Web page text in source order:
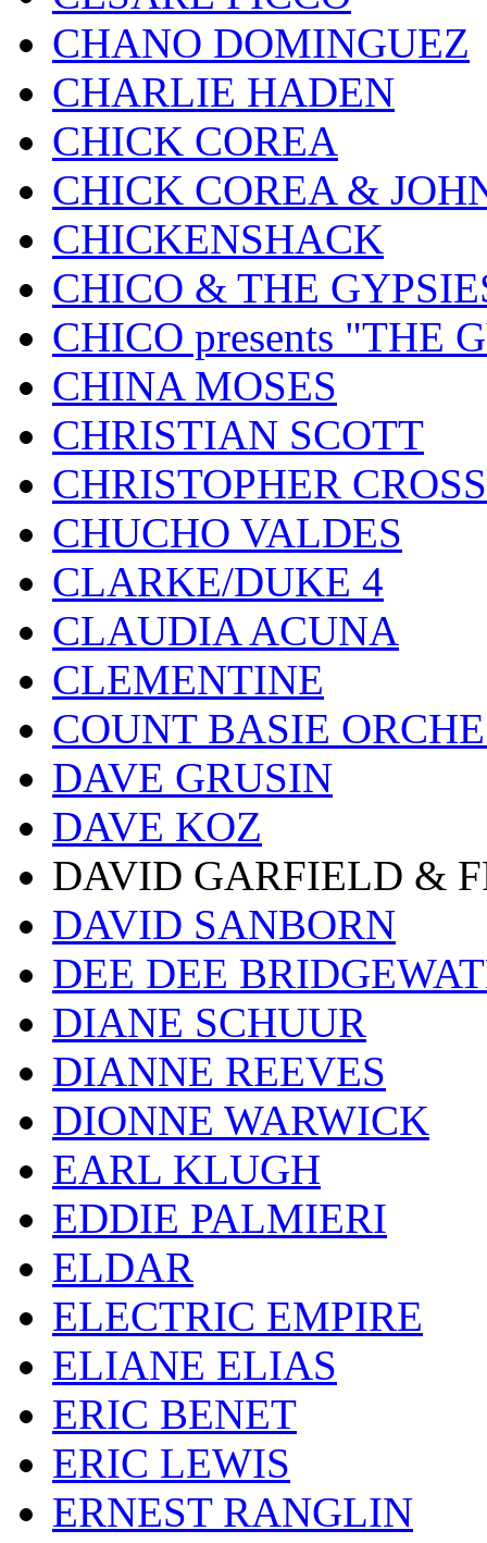
CHANO DOMINGUEZ
CHARLIE HADEN
CHICK COREA
CHICK COREA &
CHICKENSHACK
CHICO & THE
CHICO presents "THE
CHINA MOSES
CHRISTIAN SCOTT
CHRISTOPHER CROSS
CHUCHO VALDES
CLARKE/DUKE 4
CLAUDIA ACUNA
CLEMENTINE
COUNT BASIE
DAVE GRUSIN
DAVE KOZ
DAVID GARFIELD &
DAVID SANBORN
DEE DEE
DIANE SCHUUR
DIANNE REEVES
DIONNE WARWICK
EARL KLUGH
EDDIE PALMIERI
ELDAR
ELECTRIC EMPIRE
ELIANE ELIAS
ERIC BENET
ERIC LEWIS
ERNEST RANGLIN